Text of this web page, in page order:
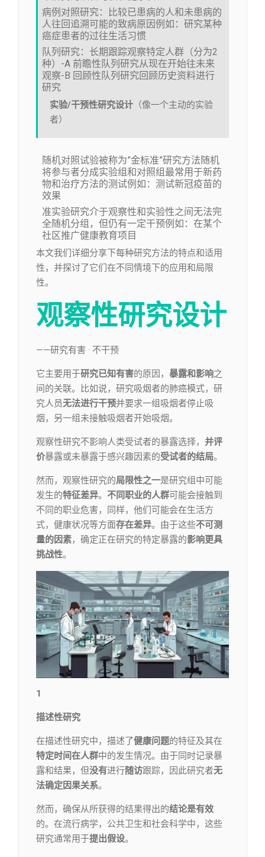
病例对照研究：比较已患病的人和未患病的
人往回追溯可能的致病原因例如：研究某种
癌症患者的过往生活习惯
队列研究：长期跟踪观察特定人群（分为2
种）-A 前瞻性队列研究从现在开始往未来
观察-B 回顾性队列研究回顾历史资料进行
研究
实验/干预性研究设计 （像一个主动的实验
者）
随机对照试验被称为”金标准”研究方法随机
将参与者分成实验组和对照组最常用于新药
物和治疗方法的测试例如：测试新冠疫苗的
效果
准实验研究介于观察性和实验性之间无法完
全随机分组，但仍有一定干预例如：在某个
社区推广健康教育项目
本文我们详细分享下每种研究方法的特点和适用
性，并探讨了它们在不同情境下的应用和局限
性。
观察性研究设计
——研究有害 · 不干预
它主要用于研究已知有害的原因， 暴露和影响之
间的关联。比如说，研究吸烟者的肺癌模式，研
究人员无法进行干预并要求一组吸烟者停止吸
烟，另一组未接触吸烟者开始吸烟。
观察性研究不影响人类受试者的暴露选择， 并评
价暴露或未暴露于感兴趣因素的受试者的结局。
然而，观察性研究的局限性之一是研究组中可能
发生的特征差异。 不同职业的人群可能会接触到
不同的职业危害，同样，他们可能会在生活方
式，健康状况等方面存在差异。由于这些不可测
量的因素，确定正在研究的特定暴露的影响更具
挑战性。
1
描述性研究
在描述性研究中，描述了健康问题的特征及其在
特定时间在人群中的发生情况。由于同时记录暴
露和结果，但没有进行随访跟踪，因此研究者无
法确定因果关系。
然而，确保从所获得的结果得出的结论是有效
的。在流行病学，公共卫生和社会科学中，这些
研究通常用于提出假设。